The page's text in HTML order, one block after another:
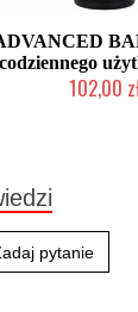
codziennego
102,00
pytanie